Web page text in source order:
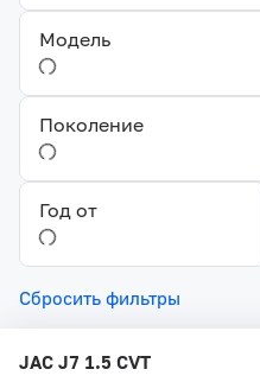
Модель
Поколение
Год от
Сбросить фильтры
JAC J7 1.5 CVT